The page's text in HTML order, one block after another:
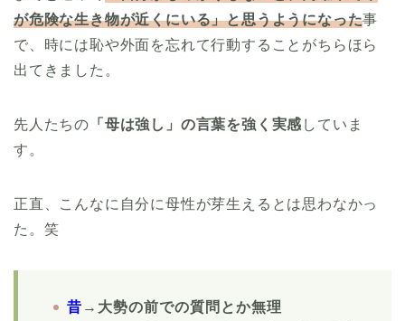
が危険な生き物が近くにいる」と思うようになった事
で、時には恥や外面を忘れて行動することがちらほら
出てきました。
先人たちの 「母は強し」の言葉を強く実感 していま
す。
正直、こんなに自分に母性が芽生えるとは思わなかっ
た。笑
昔 →大勢の前での質問とか無理